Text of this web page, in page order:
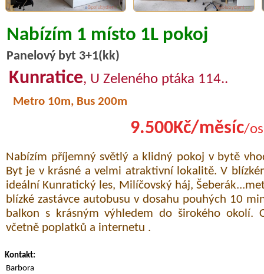
Nabízím 1 místo 1L pokoj
Panelový byt 3+1(kk)
Kunratice, U Zeleného ptáka 114..
Metro 10m, Bus 200m
9.500Kč/měsíc/
Nabízím příjemný světlý a klidný pokoj v bytě
Byt je v krásné a velmi atraktivní lokalitě. V
ideální Kunratický les, Milíčovský háj,
blízké zastávce autobusu v dosahu pouhých 10
balkon s krásným výhledem do širokého okolí.
včetně poplatků a internetu .
Kontakt:
Barbora